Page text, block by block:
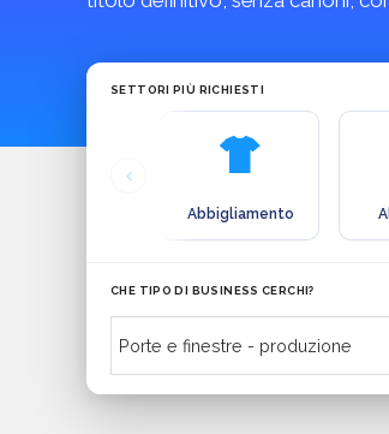
SETTORI PIÙ RICHIESTI
Abbigliamento
CHE TIPO DI BUSINESS CERCHI?